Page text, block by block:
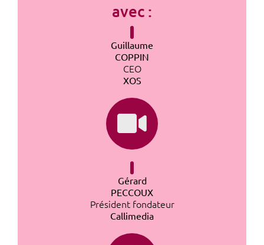
avec :
Guillaume
COPPIN
CEO
XOS
Gérard
PECCOUX
Président fondateur
Callimedia